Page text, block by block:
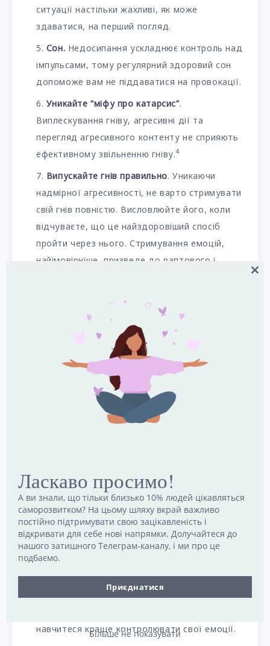
ситуації настільки жахливі, як може
здаватися, на перший погляд.
Сон. Недосипання ускладнює контроль над
імпульсами, тому регулярний здоровий сон
допоможе вам не піддаватися на провокації.
Уникайте “міфу про катарсис”.
Виплескування гніву, агресивні дії та
перегляд агресивного контенту не сприяють
ефективному звільненню гніву.4
Випускайте гнів правильно. Уникаючи
надмірної агресивності, не варто стримувати
свій гнів повністю. Висловлюйте його, коли
відчуваєте, що це найздоровіший спосіб
пройти через нього. Стримування емоцій,
найімовірніше, призведе до раптового і
Знайте, що злитися — це нормально.
вас образили, несправедливо обійшлися або
спровокували, ви можете розсердитися, але
виражати це напористо, а не агресивно.
Займайтеся спортом
. Фізичні вправи
корисні не лише для вашого фізичного
здоров’я — вони також сприятливі для
плавання, коли ви сердитесь, може
допомогти розрядити емоції.
Уникайте тригерів. Якщо ви швидко
розлючуєтесь, корисно спробувати
визначити та уникати тригерів, які вас
провокують. Якщо вас часто провокує
розмова з певною людиною або на певну
навчитеся краще контролювати свої емоції.
Close
Ласкаво просимо!
А ви знали, що тільки близько 10% людей цікавляться
саморозвитком? На цьому шляху вкрай важливо
постійно підтримувати свою зацікавленість і
відкривати для себе нові напрямки. Долучайтеся до
нашого затишного Телеграм-каналу, і ми про це
подбаємо.
Приєднатися
Більше не показувати